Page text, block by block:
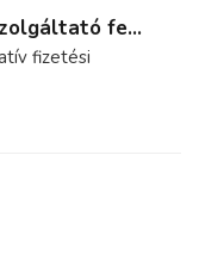
fe...
fizetési